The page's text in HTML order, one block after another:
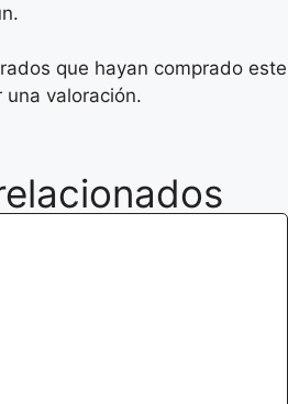
que hayan comprado este
valoración.